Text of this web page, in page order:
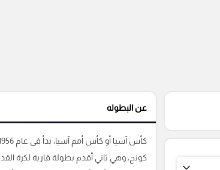
عن البطوله
كونج، وهي ثاني أقدم بطولة قارية لكرة